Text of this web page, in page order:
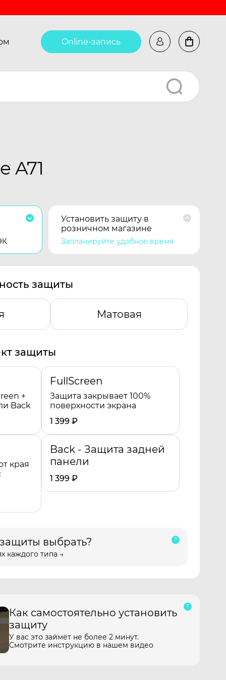
Online-запись
A71
Установить защиту в
розничном магазине
Запланируйте удобное время
защиты
Матовая
защиты
+
Back
FullScreen
Защита закрывает 100%
поверхности экрана
1 399 ₽
края
Back - Защита задней
панели
1 399 ₽
выбрать?
каждого типа →
Как самостоятельно установить
защиту
У вас это займёт не более 2 минут.
Смотрите инструкцию в нашем видео